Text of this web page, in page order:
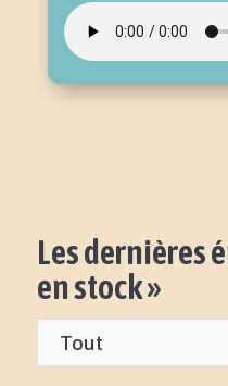
Les dernières
en stock »
Tout